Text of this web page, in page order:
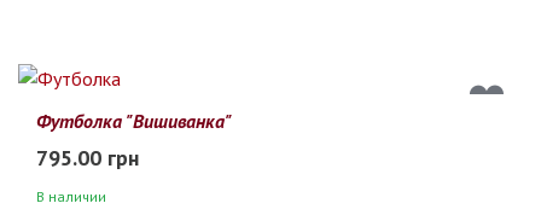
Футболка "Вишиванка"
795.00 грн
В наличии